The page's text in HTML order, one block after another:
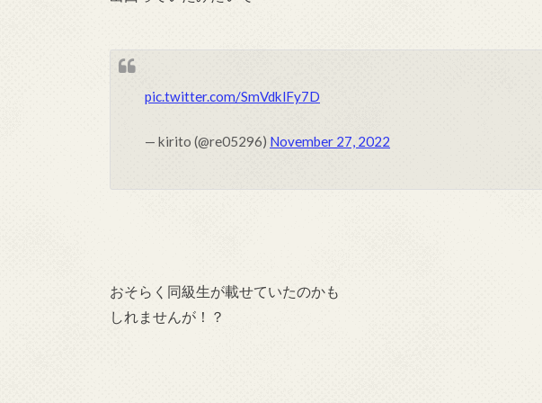
pic.twitter.com/SmVdklFy7D
— kirito (@re05296) November 27, 2022
おそらく同級生が載せていたのかも
しれませんが！？